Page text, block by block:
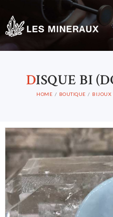
DISQUE BI
HOME BOUTIQUE BIJOUX